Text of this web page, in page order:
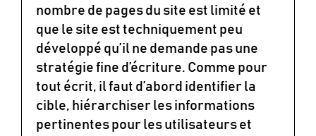
nombre de pages du site est limité et
que le site est techniquement peu
développé qu’il ne demande pas une
stratégie fine d’écriture. Comme pour
tout écrit, il faut d’abord identifier la
cible, hiérarchiser les informations
pertinentes pour les utilisateurs et